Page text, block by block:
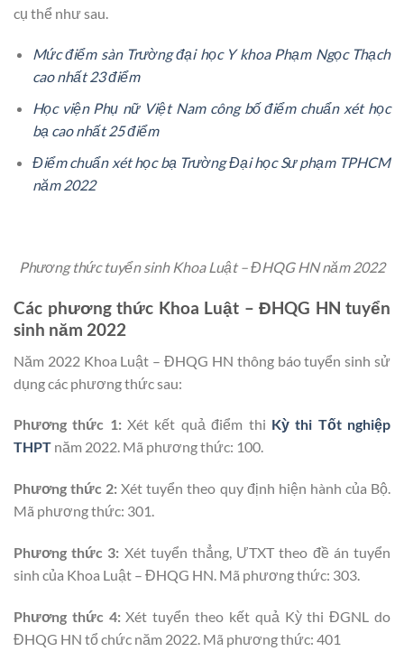
cụ thể như sau.
Mức điểm sàn Trường đại học Y khoa Phạm Ngọc Thạch
cao nhất 23 điểm
Học viện Phụ nữ Việt Nam công bố điểm chuẩn xét học
bạ cao nhất 25 điểm
Điểm chuẩn xét học bạ Trường Đại học Sư phạm TPHCM
năm 2022
Phương thức tuyển sinh Khoa Luật – ĐHQG HN năm 2022
Các phương thức Khoa Luật – ĐHQG HN tuyển
sinh năm 2022
Năm 2022 Khoa Luật – ĐHQG HN thông báo tuyển sinh sử
dụng các phương thức sau:
Phương thức 1:Xét kết quả điểm thi Kỳ thi Tốt nghiệp
THPT năm 2022. Mã phương thức: 100.
Phương thức 2: Xét tuyển theo quy định hiện hành của Bộ.
Mã phương thức: 301.
Phương thức 3: Xét tuyển thẳng, ƯTXT theo đề án tuyển
sinh của Khoa Luật – ĐHQG HN. Mã phương thức: 303.
Phương thức 4:Xét tuyển theo kết quả Kỳ thi ĐGNL do
ĐHQG HN tổ chức năm 2022. Mã phương thức: 401